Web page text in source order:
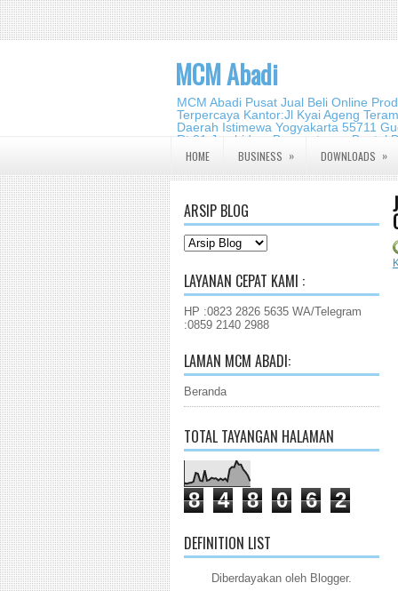
MCM Abadi
MCM Abadi Pusat Jual Beli Online
Terpercaya Kantor:Jl Kyai Ageng
Daerah Istimewa Yogyakarta 55711
Rt.01,Jambidan,
2140 2988
HOME BUSINESS » DOWNLOADS »
ARSIP BLOG
LAYANAN CEPAT KAMI :
HP :0823 2826 5635 WA/Telegram
:0859 2140 2988
LAMAN MCM ABADI:
Beranda
TOTAL TAYANGAN HALAMAN
8 4 8 0 6 2
DEFINITION LIST
Diberdayakan oleh Blogger.